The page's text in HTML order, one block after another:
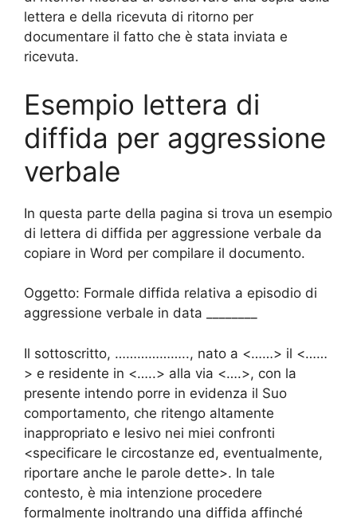
lettera e della ricevuta di ritorno per
documentare il fatto che è stata inviata e
ricevuta.
Esempio lettera di
diffida per aggressione
verbale
In questa parte della pagina si trova un esempio
di lettera di diffida per aggressione verbale da
copiare in Word per compilare il documento.
Oggetto: Formale diffida relativa a episodio di
aggressione verbale in data ________
Il sottoscritto, ……………….., nato a <……> il <……
> e residente in <…..> alla via <….>, con la
presente intendo porre in evidenza il Suo
comportamento, che ritengo altamente
inappropriato e lesivo nei miei confronti
<specificare le circostanze ed, eventualmente,
riportare anche le parole dette>. In tale
contesto, è mia intenzione procedere
formalmente inoltrando una diffida affinché